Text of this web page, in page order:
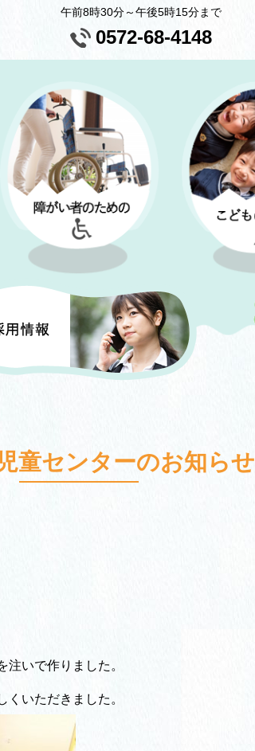
午前8時30分～午後5時15分まで
0572-68-4148
童センターのお知らせ
いで作りました。
いただきました。